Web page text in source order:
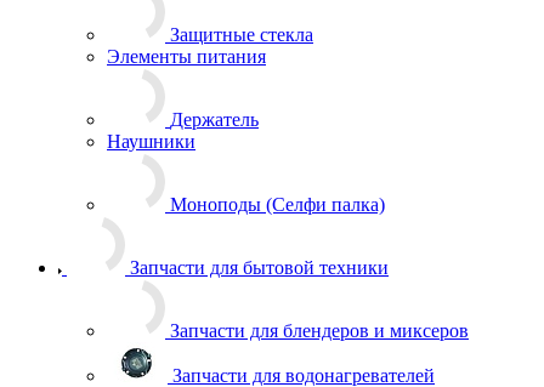
Защитные стекла
Элементы питания
Держатель
Наушники
Моноподы (Селфи палка)
Запчасти для бытовой техники
Запчасти для блендеров и миксеров
Запчасти для водонагревателей